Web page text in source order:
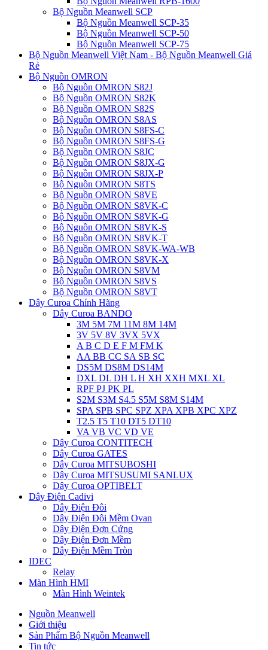
Bộ Nguồn Meanwell SCP
Bộ Nguồn Meanwell SCP-35
Bộ Nguồn Meanwell SCP-50
Bộ Nguồn Meanwell SCP-75
Bộ Nguồn Meanwell Việt Nam - Bộ Nguồn Meanwell Giá
Rẻ
Bộ Nguồn OMRON
Bộ Nguồn OMRON S82J
Bộ Nguồn OMRON S82K
Bộ Nguồn OMRON S82S
Bộ Nguồn OMRON S8AS
Bộ Nguồn OMRON S8FS-C
Bộ Nguồn OMRON S8FS-G
Bộ Nguồn OMRON S8JC
Bộ Nguồn OMRON S8JX-G
Bộ Nguồn OMRON S8JX-P
Bộ Nguồn OMRON S8TS
Bộ Nguồn OMRON S8VE
Bộ Nguồn OMRON S8VK-C
Bộ Nguồn OMRON S8VK-G
Bộ Nguồn OMRON S8VK-S
Bộ Nguồn OMRON S8VK-T
Bộ Nguồn OMRON S8VK-WA-WB
Bộ Nguồn OMRON S8VK-X
Bộ Nguồn OMRON S8VM
Bộ Nguồn OMRON S8VS
Bộ Nguồn OMRON S8VT
Dây Curoa Chính Hãng
Dây Curoa BANDO
3M 5M 7M 11M 8M 14M
3V 5V 8V 3VX 5VX
A B C D E F M FM K
AA BB CC SA SB SC
DS5M DS8M DS14M
DXL DL DH L H XH XXH MXL XL
RPF PJ PK PL
S2M S3M S4.5 S5M S8M S14M
SPA SPB SPC SPZ XPA XPB XPC XPZ
T2.5 T5 T10 DT5 DT10
VA VB VC VD VE
Dây Curoa CONTITECH
Dây Curoa GATES
Dây Curoa MITSUBOSHI
Dây Curoa MITSUSUMI SANLUX
Dây Curoa OPTIBELT
Dây Điện Cadivi
Dây Điện Đôi
Dây Điện Đôi Mềm Ovan
Dây Điện Đơn Cứng
Dây Điện Đơn Mềm
Dây Điện Mềm Tròn
IDEC
Relay
Màn Hình HMI
Màn Hình Weintek
Nguồn Meanwell
Giới thiệu
Sản Phẩm Bộ Nguồn Meanwell
Tin tức